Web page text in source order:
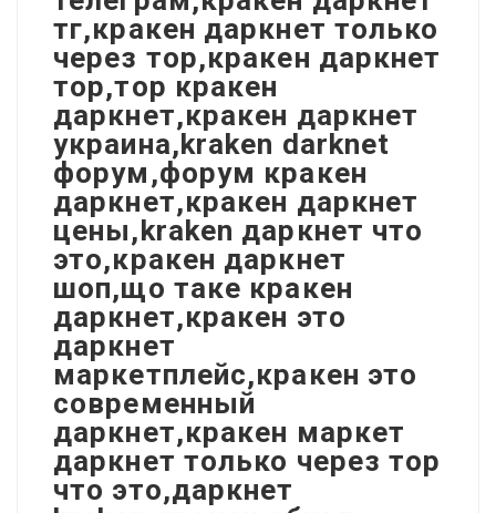
тг,кракен даркнет только
через тор,кракен даркнет
тор,тор кракен
даркнет,кракен даркнет
украина,kraken darknet
форум,форум кракен
даркнет,кракен даркнет
цены,kraken даркнет что
это,кракен даркнет
шоп,що таке кракен
даркнет,кракен это
даркнет
маркетплейс,кракен это
современный
даркнет,кракен маркет
даркнет только через тор
что это,даркнет